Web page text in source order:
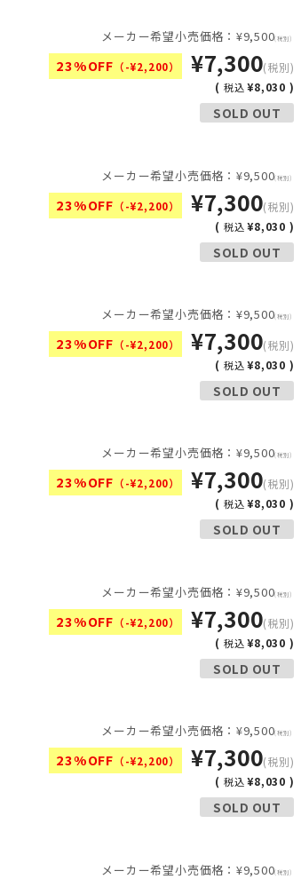
メーカー希望小売価格：¥9,500(税別)
23%OFF （-¥2,200） ¥7,300(税別)
( 税込 ¥8,030 )
SOLD OUT
メーカー希望小売価格：¥9,500(税別)
23%OFF （-¥2,200） ¥7,300(税別)
( 税込 ¥8,030 )
SOLD OUT
メーカー希望小売価格：¥9,500(税別)
23%OFF （-¥2,200） ¥7,300(税別)
( 税込 ¥8,030 )
SOLD OUT
メーカー希望小売価格：¥9,500(税別)
23%OFF （-¥2,200） ¥7,300(税別)
( 税込 ¥8,030 )
SOLD OUT
メーカー希望小売価格：¥9,500(税別)
23%OFF （-¥2,200） ¥7,300(税別)
( 税込 ¥8,030 )
SOLD OUT
メーカー希望小売価格：¥9,500(税別)
23%OFF （-¥2,200） ¥7,300(税別)
( 税込 ¥8,030 )
SOLD OUT
メーカー希望小売価格：¥9,500(税別)